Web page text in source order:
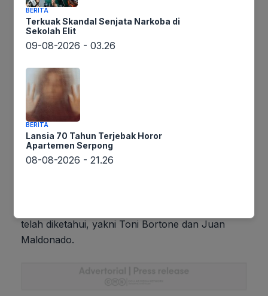
Gambar Istimewa : awsimages.detik.net.id
Lintaswarta.co.id melaporkan bahwa pesawat
telah diketahui, yakni Toni Bortone dan Juan
Maldonado.
BERITA
Terkuak Skandal Senjata Narkoba di
Sekolah Elit
09-08-2026 - 03.26
BERITA
Lansia 70 Tahun Terjebak Horor
Apartemen Serpong
08-08-2026 - 21.26